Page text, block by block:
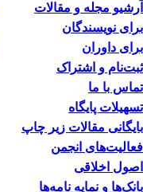
آرشیو مجله و مقالات
برای نویسندگان
برای داوران
ثبت‌نام و اشتراک
تماس با ما
تسهیلات پایگاه
بایگانی مقالات زیر چاپ
فعالیت‌های انجمن
اصول اخلاقی
بانک‌ها و نمایه نامه‌ها